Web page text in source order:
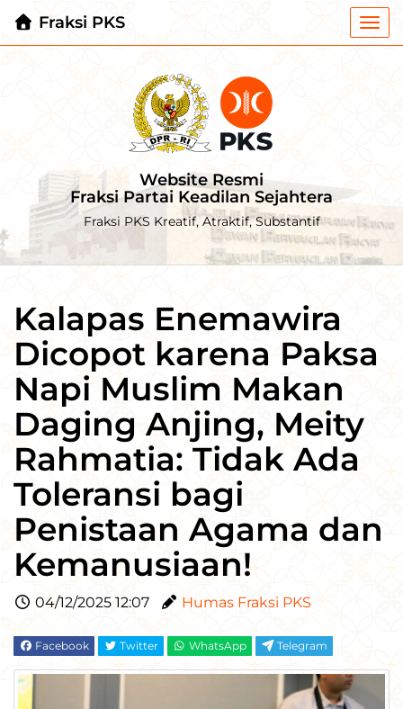
Fraksi PKS
Website Resmi
Fraksi Partai Keadilan Sejahtera
Fraksi PKS Kreatif, Atraktif, Substantif
Kalapas Enemawira
Dicopot karena Paksa
Napi Muslim Makan
Daging Anjing, Meity
Rahmatia: Tidak Ada
Toleransi bagi
Penistaan Agama dan
Kemanusiaan!
04/12/2025 12:07 Humas Fraksi PKS
Facebook Twitter WhatsApp Telegram